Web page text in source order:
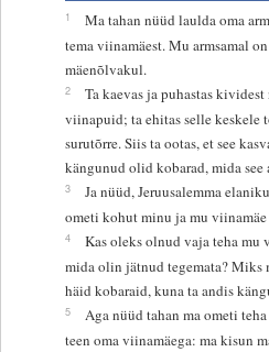
1
Ma tahan nüüd laulda oma
tema viinamäest. Mu armsamal
mäenõlvakul.
2
Ta kaevas ja puhastas
viinapuid; ta ehitas selle keskele
surutõrre. Siis ta ootas, et see
kängunud olid kobarad, mida see
3
Ja nüüd, Jeruusalemma
ometi kohut minu ja mu
4
Kas oleks olnud vaja teha mu
mida olin jätnud tegemata? Miks
häid kobaraid, kuna ta andis
5
Aga nüüd tahan ma ometi
teen oma viinamäega: ma kisun